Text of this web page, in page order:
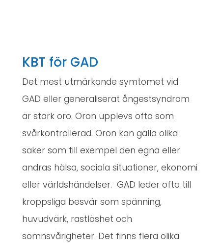
KBT för GAD
Det mest utmärkande symtomet vid
GAD eller generaliserat ångestsyndrom
är stark oro. Oron upplevs ofta som
svårkontrollerad. Oron kan gälla olika
saker som till exempel den egna eller
andras hälsa, sociala situationer, ekonomi
eller världshändelser. GAD leder ofta till
kroppsliga besvär som spänning,
huvudvärk, rastlöshet och
sömnsvårigheter. Det finns flera olika